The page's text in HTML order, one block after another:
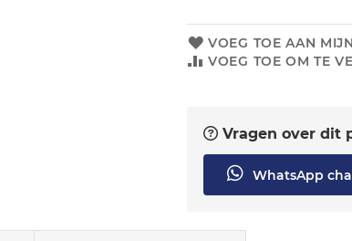
VOEG TOE AAN
VOEG TOE OM TE
Vragen over dit
WhatsApp